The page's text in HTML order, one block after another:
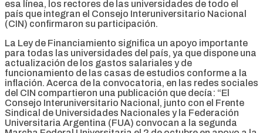
esa línea, los rectores de las universidades de todo el
país que integran el Consejo Interuniversitario Nacional
(CIN) confirmaron su participación.
La Ley de Financiamiento significa un apoyo importante
para todas las universidades del país, ya que dispone una
actualización de los gastos salariales y de
funcionamiento de las casas de estudios conforme a la
inflación. Acerca de la convocatoria, en las redes sociales
del CIN compartieron una publicación que decía: “El
Consejo Interuniversitario Nacional, junto con el Frente
Sindical de Universidades Nacionales y la Federación
Universitaria Argentina (FUA) convocan a la segunda